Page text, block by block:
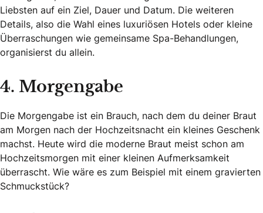
Liebsten auf ein Ziel, Dauer und Datum. Die weiteren
Details, also die Wahl eines luxuriösen Hotels oder kleine
Überraschungen wie gemeinsame Spa-Behandlungen,
organisierst du allein.
4. Morgengabe
Die Morgengabe ist ein Brauch, nach dem du deiner Braut
am Morgen nach der Hochzeitsnacht ein kleines Geschenk
machst. Heute wird die moderne Braut meist schon am
Hochzeitsmorgen mit einer kleinen Aufmerksamkeit
überrascht. Wie wäre es zum Beispiel mit einem gravierten
Schmuckstück?